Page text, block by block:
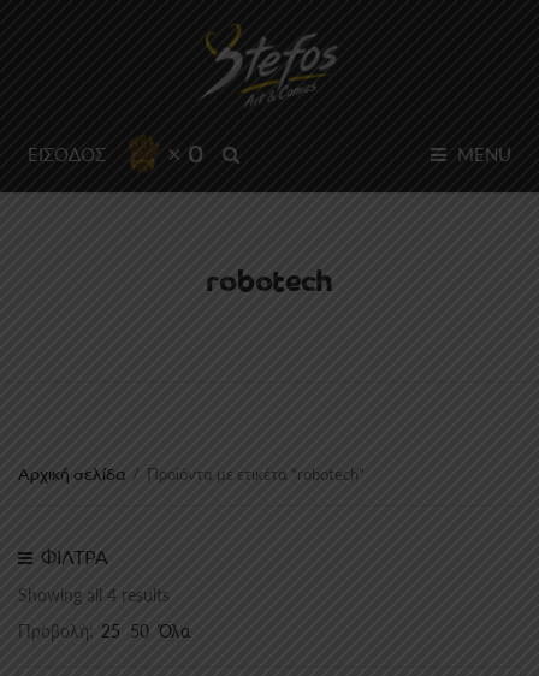
ΕΙΣΟΔΟΣ × 0 MENU
robotech
Αρχική σελίδα / Προϊόντα με ετικέτα “robotech”
ΦΙΛΤΡΑ
Showing all 4 resultsSorted
latest
Προβολή: 25 50 Όλα